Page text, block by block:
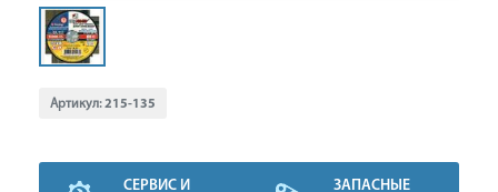
Артикул:215-135
СЕРВИС И
ЗАПАСНЫЕ